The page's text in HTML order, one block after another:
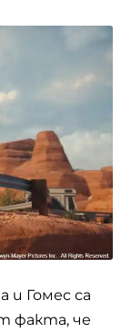
Гомес са
факта, че